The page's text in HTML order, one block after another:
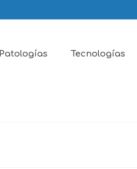
Patologías Tecnologías